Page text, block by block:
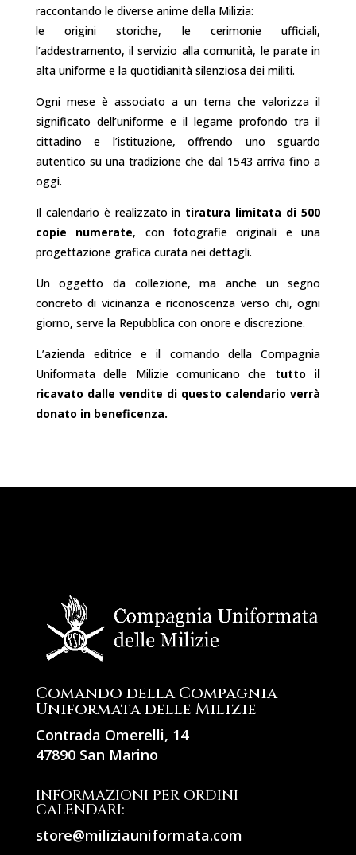
raccontando le diverse anime della Milizia:
le origini storiche, le cerimonie ufficiali,
l’addestramento, il servizio alla comunità, le parate in
alta uniforme e la quotidianità silenziosa dei militi.
Ogni mese è associato a un tema che valorizza il
significato dell’uniforme e il legame profondo tra il
cittadino e l’istituzione, offrendo uno sguardo
autentico su una tradizione che dal 1543 arriva fino a
oggi.
Il calendario è realizzato in tiratura limitata di 500
copie numerate, con fotografie originali e una
progettazione grafica curata nei dettagli.
Un oggetto da collezione, ma anche un segno
concreto di vicinanza e riconoscenza verso chi, ogni
giorno, serve la Repubblica con onore e discrezione.
L’azienda editrice e il comando della Compagnia
Uniformata delle Milizie comunicano che tutto il
ricavato dalle vendite di questo calendario verrà
donato in beneficenza.
Comando della Compagnia
Uniformata delle Milizie
Contrada Omerelli, 14
47890 San Marino
INFORMAZIONI PER ORDINI
CALENDARI:
store@miliziauniformata.com